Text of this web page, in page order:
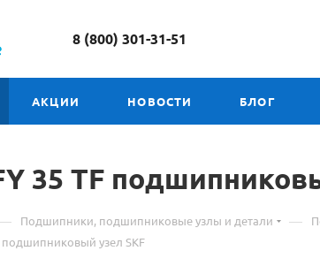
8 (800) 301-31-51
АКЦИИ НОВОСТИ БЛОГ
35 TF
Подшипники, подшипниковые узлы и детали —
подшипниковый узел SKF